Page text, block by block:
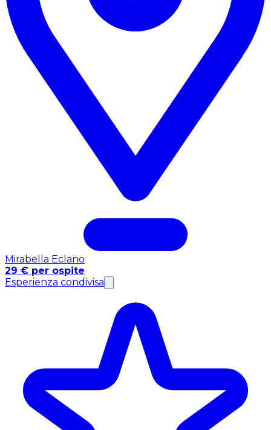
Mirabella Eclano
29 € per ospite
Esperienza condivisa